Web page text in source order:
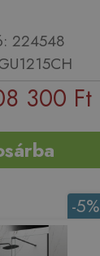
224548
300 Ft
-5%